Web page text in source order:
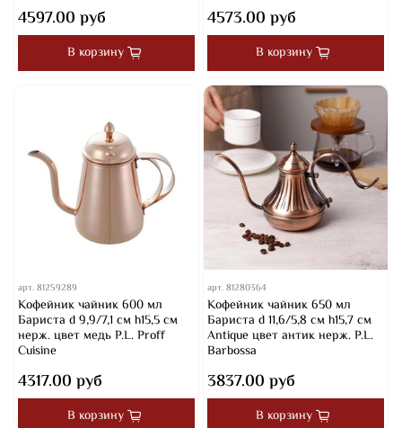
4597.00 руб
В корзину
4573.00 руб
В корзину
арт.81259289
Кофейник чайник 600 мл
Бариста d 9,9/7,1 см h15,5 см
нерж. цвет медь P.L. Proff
Cuisine
4317.00 руб
В корзину
арт.81280364
Кофейник чайник 650 мл
Бариста d 11,6/5,8 см h15,7 см
Antique цвет антик нерж. P.L.
Barbossa
3837.00 руб
В корзину